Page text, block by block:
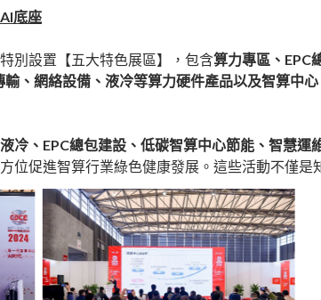
底座
別設置【五大特色展區】，包含算力專區、EPC
、網絡設備、液冷等算力硬件產品以及智算中
冷、EPC總包建設、低碳智算中心節能、智慧
位促進智算行業綠色健康發展。這些活動不僅